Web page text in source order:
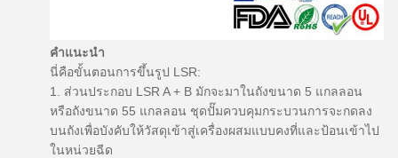
คำแนะนำ
นี่คือขั้นตอนการขึ้นรูป LSR:
1. ส่วนประกอบ LSR A + B มักจะมาในถังขนาด 5 แกลลอน
หรือถังขนาด 55 แกลลอน ชุดปั๊มควบคุมกระบวนการจะกดลง
บนถังเพื่อบังคับให้วัสดุเข้าสู่เครื่องผสมแบบคงที่และป้อนเข้าไป
ในหน่วยฉีด